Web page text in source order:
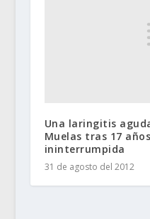
Una laringitis
Muelas tras 17
ininterrumpida
31 de agosto del 2012